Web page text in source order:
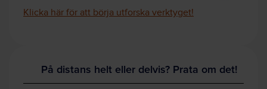
Klicka här för att börja utforska verktyget!
På distans helt eller delvis? Prata om det!